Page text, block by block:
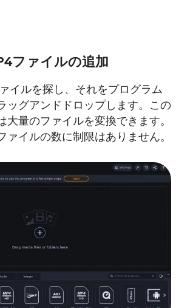
ファイルの追加
イルを探し、それをプログラム
ッグアンドドロップします。この
大量のファイルを変換できます。
イルの数に制限はありません。